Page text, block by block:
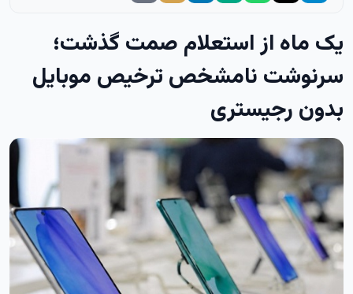
یک ماه از استعلام صمت گذشت؛
سرنوشت نامشخص ترخیص موبایل‌
بدون رجیستری